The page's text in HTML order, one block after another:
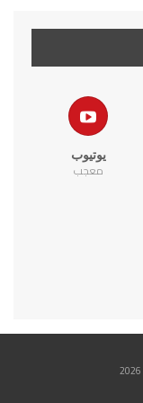
يوتيوب
معجب